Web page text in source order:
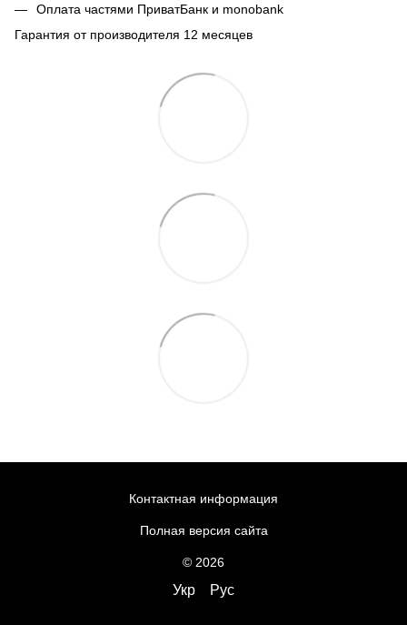
Оплата частями ПриватБанк и monobank
Гарантия от производителя 12 месяцев
Контактная информация
Полная версия сайта
© 2026
Укр Рус